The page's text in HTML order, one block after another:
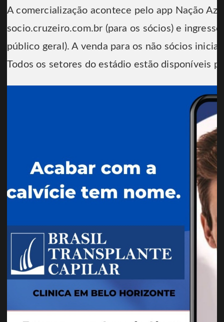
A comercialização acontece pelo app Nação
socio.cruzeiro.com.br (para os sócios) e
público geral). A venda para os não sócios
Todos os setores do estádio estão disponíveis